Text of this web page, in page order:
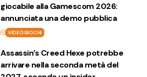
giocabile alla Gamescom 2026:
annunciata una demo pubblica
VIDEOGIOCHI
Assassin’s Creed Hexe potrebbe
arrivare nella seconda metà del